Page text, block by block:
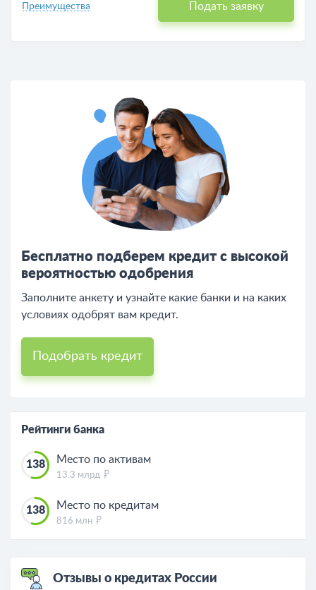
Преимущества Подать заявку
Бесплатно подберем кредит с высокой
вероятностью одобрения
Заполните анкету и узнайте какие банки и на каких
условиях одобрят вам кредит.
Подобрать кредит
Рейтинги банка
138 Место по активам
13.3 млрд
138 Место по кредитам
816 млн
Отзывы о кредитах России